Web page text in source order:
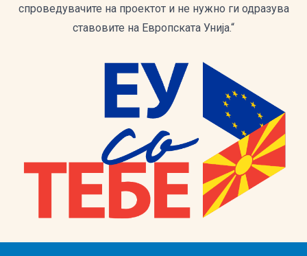
спроведувачите на проектот и не нужно ги одразува
ставовите на Европската Унија.“